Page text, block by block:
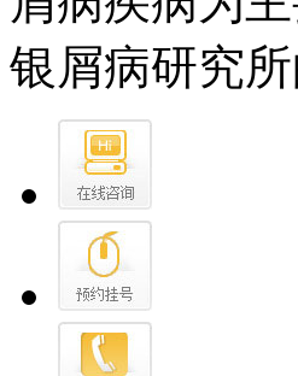
银屑病研究